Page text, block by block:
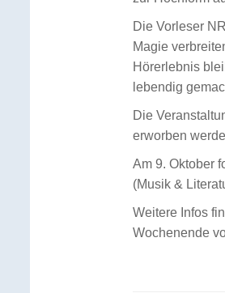
Die Vorleser
Magie
Hörerlebnis
lebendig
Die
erworben
Am 9. Oktober
(Musik &
Weitere Infos
Wochenende